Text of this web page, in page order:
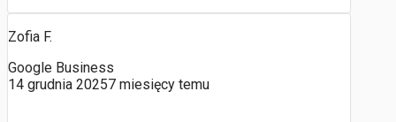
Zofia F.
Google Business
14 grudnia 20257 miesięcy temu